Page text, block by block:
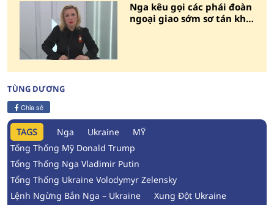
Nga kêu gọi các phái đoàn
ngoại giao sớm sơ tán khỏi
TÙNG DƯƠNG
Chia sẻ
TAGS Nga Ukraine
MỸ
Tổng Thống Mỹ Donald Trump
Tổng Thống Nga Vladimir Putin
Tổng Thống Ukraine Volodymyr Zelensky
Lệnh Ngừng Bắn Nga – Ukraine
Xung Đột Ukraine